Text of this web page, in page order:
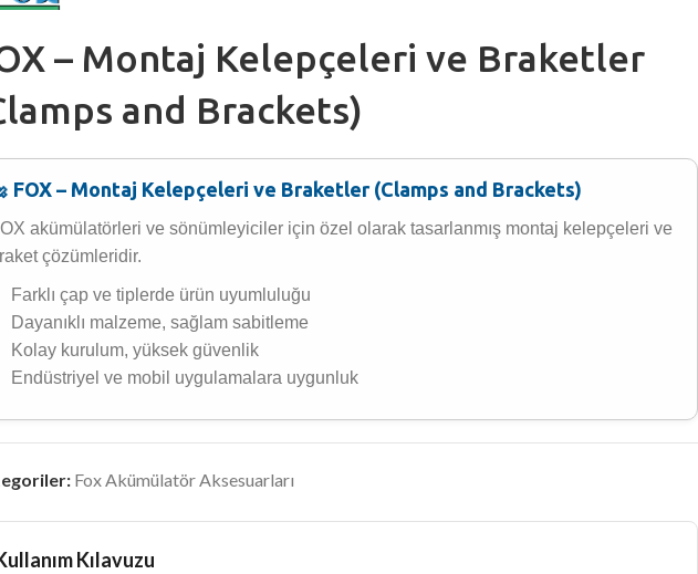
– Montaj Kelepçeleri ve Braketler
and Brackets)
FOX – Montaj Kelepçeleri ve Braketler (Clamps and Brackets)
akümülatörleri ve sönümleyiciler için özel olarak tasarlanmış montaj kelepçeleri ve
çözümleridir.
Farklı çap ve tiplerde ürün uyumluluğu
Dayanıklı malzeme, sağlam sabitleme
Kolay kurulum, yüksek güvenlik
Endüstriyel ve mobil uygulamalara uygunluk
Fox Akümülatör Aksesuarları
Kılavuzu